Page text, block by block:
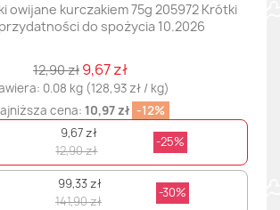
owijane kurczakiem 75g 205972 Krótki
do spożycia 10.2026
12,90 zł 9,67 zł
0.08 kg (128,93 zł / kg)
cena: 10,97 zł -12%
9,67 zł
12,90 zł
-25%
99,33 zł
141,90 zł
-30%